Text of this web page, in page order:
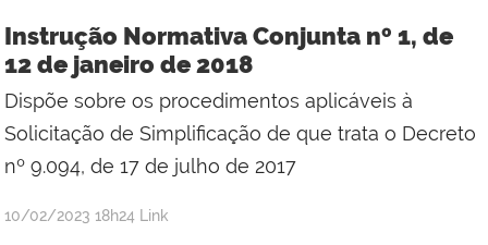
Instrução Normativa Conjunta nº 1, de
12 de janeiro de 2018
Dispõe sobre os procedimentos aplicáveis à
Solicitação de Simplificação de que trata o Decreto
nº 9.094, de 17 de julho de 2017
por
publicado
10/02/2023 18h24 Link